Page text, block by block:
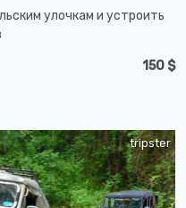
улочкам и устроить
150 $
tripster